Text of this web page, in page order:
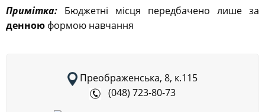
Примітка: Бюджетні місця передбачено лише за
денною формою навчання
Преображенська, 8, к.115
(048) 723-80-73